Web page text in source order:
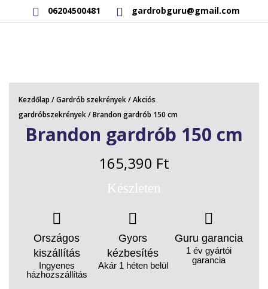
06204500481 gardrobguru@gmail.com
RAKTÁRON LÉVŐ TERMÉKEK
SAJÁT GYÁRTÁSÚ TERMÉKEK
KAPCSOLAT
Kezdőlap /Gardrób szekrények/Akciós
gardróbszekrények/ Brandon gardrób 150 cm
Brandon gardrób 150 cm
165,390 Ft
Készleten
Országos
kiszállítás
Ingyenes
házhozszállítás
Gyors
kézbesítés
Akár 1 héten belül
Guru garancia
1 év gyártói
garancia